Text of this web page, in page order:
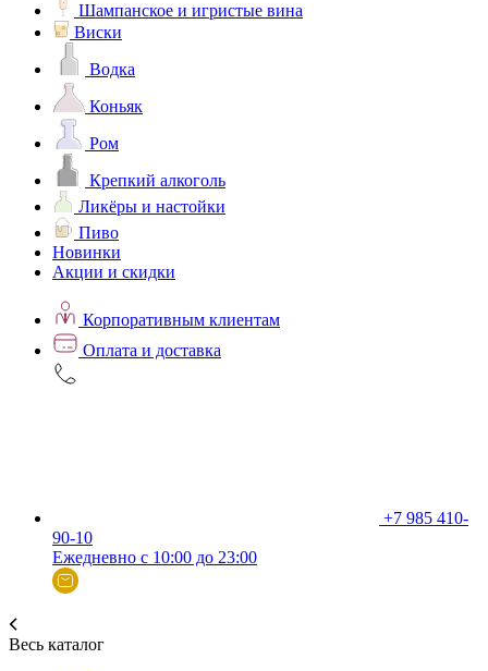
Шампанское и игристые вина
Виски
Водка
Коньяк
Ром
Крепкий алкоголь
Ликёры и настойки
Пиво
Новинки
Акции и скидки
Корпоративным клиентам
Оплата и доставка
+7 985 410-
90-10
Ежедневно с 10:00 до 23:00
Весь каталог